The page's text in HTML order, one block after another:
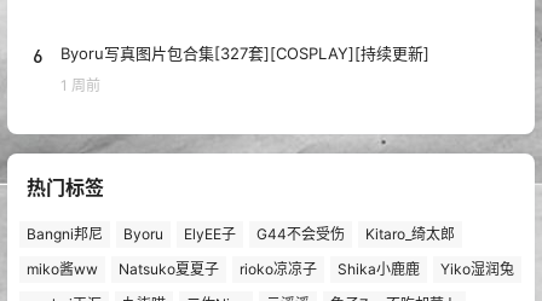
6 Byoru写真图片包合集[327套][COSPLAY][持续更新]
1 周前
热门标签
Bangni邦尼 Byoru ElyEE子 G44不会受伤
Kitaro_绮太郎
miko酱ww
Natsuko夏夏子 rioko凉凉子 Shika小鹿鹿
Yiko湿润兔